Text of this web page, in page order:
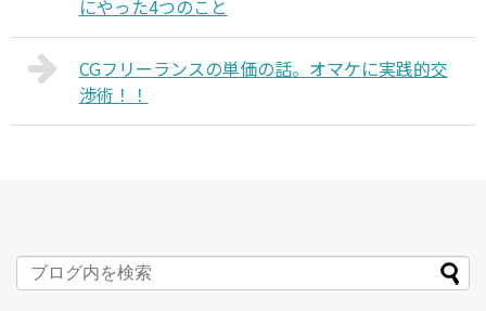
にやった4つのこと
CGフリーランスの単価の話。オマケに実践的交
渉術！！